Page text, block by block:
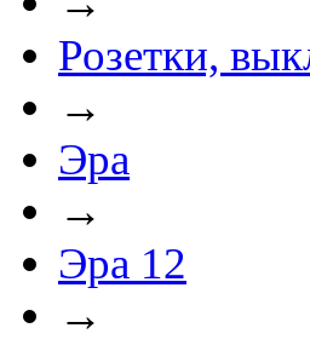
Розетки,
→
Эра
→
Эра 12
→